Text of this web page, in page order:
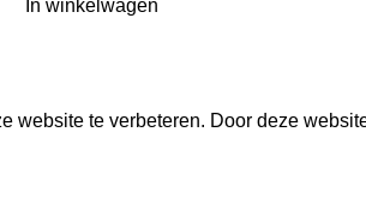
In winkelwagen
website te verbeteren. Door deze